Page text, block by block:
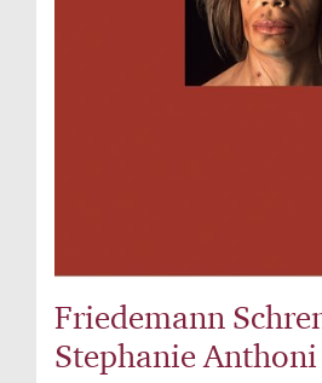
Friedemann
Stephanie Anthoni